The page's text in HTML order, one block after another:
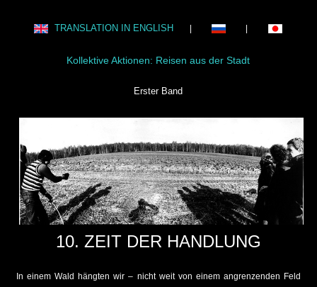
TRANSLATION IN ENGLISH
Kollektive Aktionen: Reisen aus der Stadt
Erster Band
10. ZEIT DER HANDLUNG
In einem Wald hängten wir – nicht weit von einem angrenzenden Feld